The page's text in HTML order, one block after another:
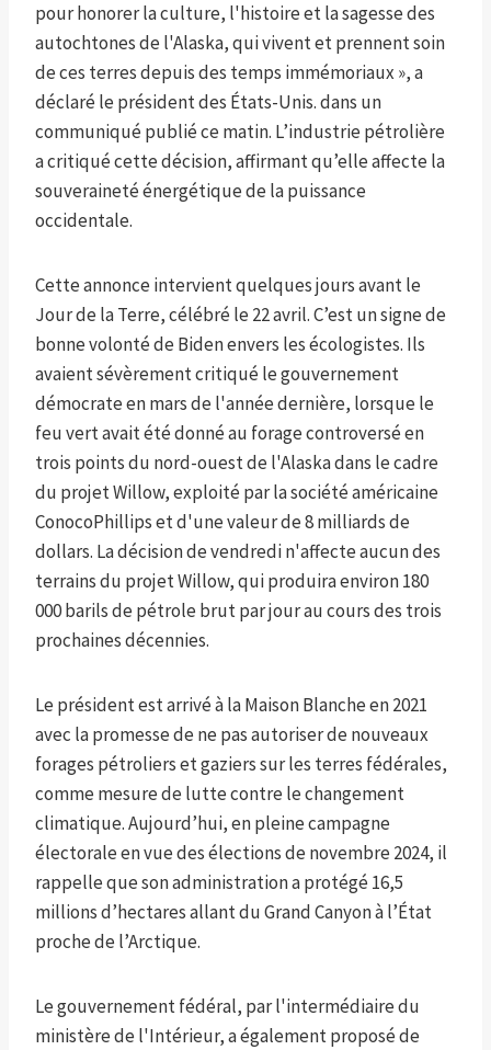
pour honorer la culture, l'histoire et la sagesse des
autochtones de l'Alaska, qui vivent et prennent soin
de ces terres depuis des temps immémoriaux », a
déclaré le président des États-Unis. dans un
communiqué publié ce matin. L’industrie pétrolière
a critiqué cette décision, affirmant qu’elle affecte la
souveraineté énergétique de la puissance
occidentale.
Cette annonce intervient quelques jours avant le
Jour de la Terre, célébré le 22 avril. C’est un signe de
bonne volonté de Biden envers les écologistes. Ils
avaient sévèrement critiqué le gouvernement
démocrate en mars de l'année dernière, lorsque le
feu vert avait été donné au forage controversé en
trois points du nord-ouest de l'Alaska dans le cadre
du projet Willow, exploité par la société américaine
ConocoPhillips et d'une valeur de 8 milliards de
dollars. La décision de vendredi n'affecte aucun des
terrains du projet Willow, qui produira environ 180
000 barils de pétrole brut par jour au cours des trois
prochaines décennies.
Le président est arrivé à la Maison Blanche en 2021
avec la promesse de ne pas autoriser de nouveaux
forages pétroliers et gaziers sur les terres fédérales,
comme mesure de lutte contre le changement
climatique. Aujourd’hui, en pleine campagne
électorale en vue des élections de novembre 2024, il
rappelle que son administration a protégé 16,5
millions d’hectares allant du Grand Canyon à l’État
proche de l’Arctique.
Le gouvernement fédéral, par l'intermédiaire du
ministère de l'Intérieur, a également proposé de